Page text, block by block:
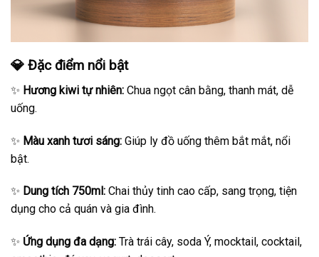
💎 Đặc điểm nổi bật
✨ Hương kiwi tự nhiên: Chua ngọt cân bằng, thanh mát, dễ
uống.
✨ Màu xanh tươi sáng: Giúp ly đồ uống thêm bắt mắt, nổi
bật.
✨ Dung tích 750ml: Chai thủy tinh cao cấp, sang trọng, tiện
dụng cho cả quán và gia đình.
✨ Ứng dụng đa dạng: Trà trái cây, soda Ý, mocktail, cocktail,